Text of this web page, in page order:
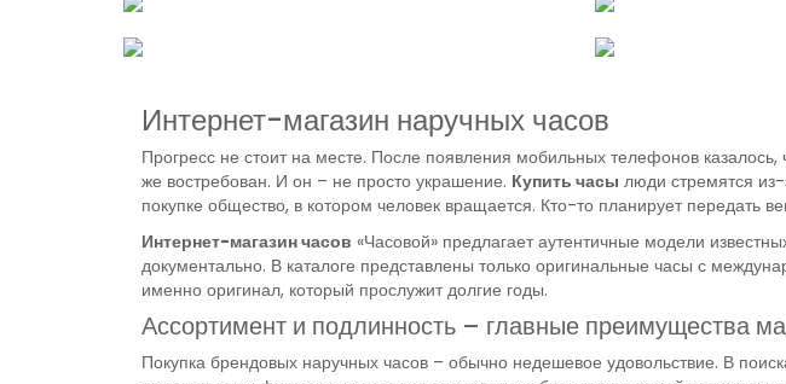
Интернет-магазин наручных часов
Прогресс не стоит на месте. После появления мобильных телефонов
же востребован. И он – не просто украшение. Купить часы люди стремятся из-
покупке общество, в котором человек вращается. Кто-то планирует передать
Интернет-магазин часов «Часовой» предлагает аутентичные модели
документально. В каталоге представлены только оригинальные часы с
именно оригинал, который прослужит долгие годы.
Ассортимент и подлинность – главные преимущества
Покупка брендовых наручных часов – обычно недешевое удовольствие. В